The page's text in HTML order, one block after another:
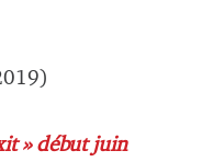
» début juin